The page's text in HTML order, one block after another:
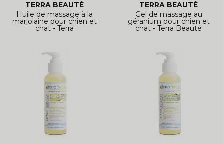
TERRA BEAUTÉ
Huile de massage à la
marjolaine pour chien et
chat - Terra
TERRA BEAUTÉ
Gel de massage au
géranium pour chien et
chat - Terra Beauté